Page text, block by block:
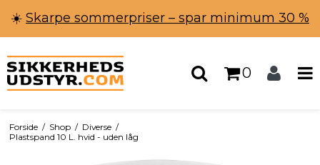
☀️ Skarpe sommerpriser – spar minimum 30 %
0
Forside / Shop / Diverse /
Plastspand 10 L. hvid - uden låg